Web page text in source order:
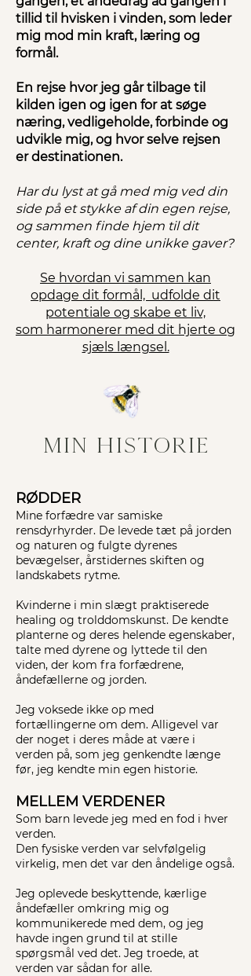
tillid til hvisken i vinden, som leder
mig mod min kraft, læring og
formål.
En rejse hvor jeg går tilbage til
kilden igen og igen for at søge
næring, vedligeholde, forbinde og
udvikle mig, og hvor selve rejsen
er destinationen.
Har du lyst at gå med mig ved din
side på et stykke af din egen rejse,
og sammen finde hjem til dit
center, kraft og dine unikke gaver?
Se hvordan vi sammen kan
opdage dit formål, udfolde dit
potentiale og skabe et liv,
som harmonerer med dit hjerte og
sjæls længsel.
min historie
I'm a paragraph. Click here to
add your own text and edit me.
It's easy.
RØDDER
Mine forfædre var samiske
rensdyrhyrder. De levede tæt på jorden
og naturen og fulgte dyrenes
bevægelser, årstidernes skiften og
landskabets rytme.
Kvinderne i min slægt praktiserede
healing og trolddomskunst. De kendte
planterne og deres helende egenskaber,
talte med dyrene og lyttede til den
viden, der kom fra forfædrene,
åndefællerne og jorden.
Jeg voksede ikke op med
fortællingerne om dem. Alligevel var
der noget i deres måde at være i
verden på, som jeg genkendte længe
før, jeg kendte min egen historie.
MELLEM VERDENER
Som barn levede jeg med en fod i hver
verden.
Den fysiske verden var selvfølgelig
virkelig, men det var den åndelige også.
Jeg oplevede beskyttende, kærlige
åndefæller omkring mig og
kommunikerede med dem, og jeg
havde ingen grund til at stille
spørgsmål ved det. Jeg troede, at
verden var sådan for alle.